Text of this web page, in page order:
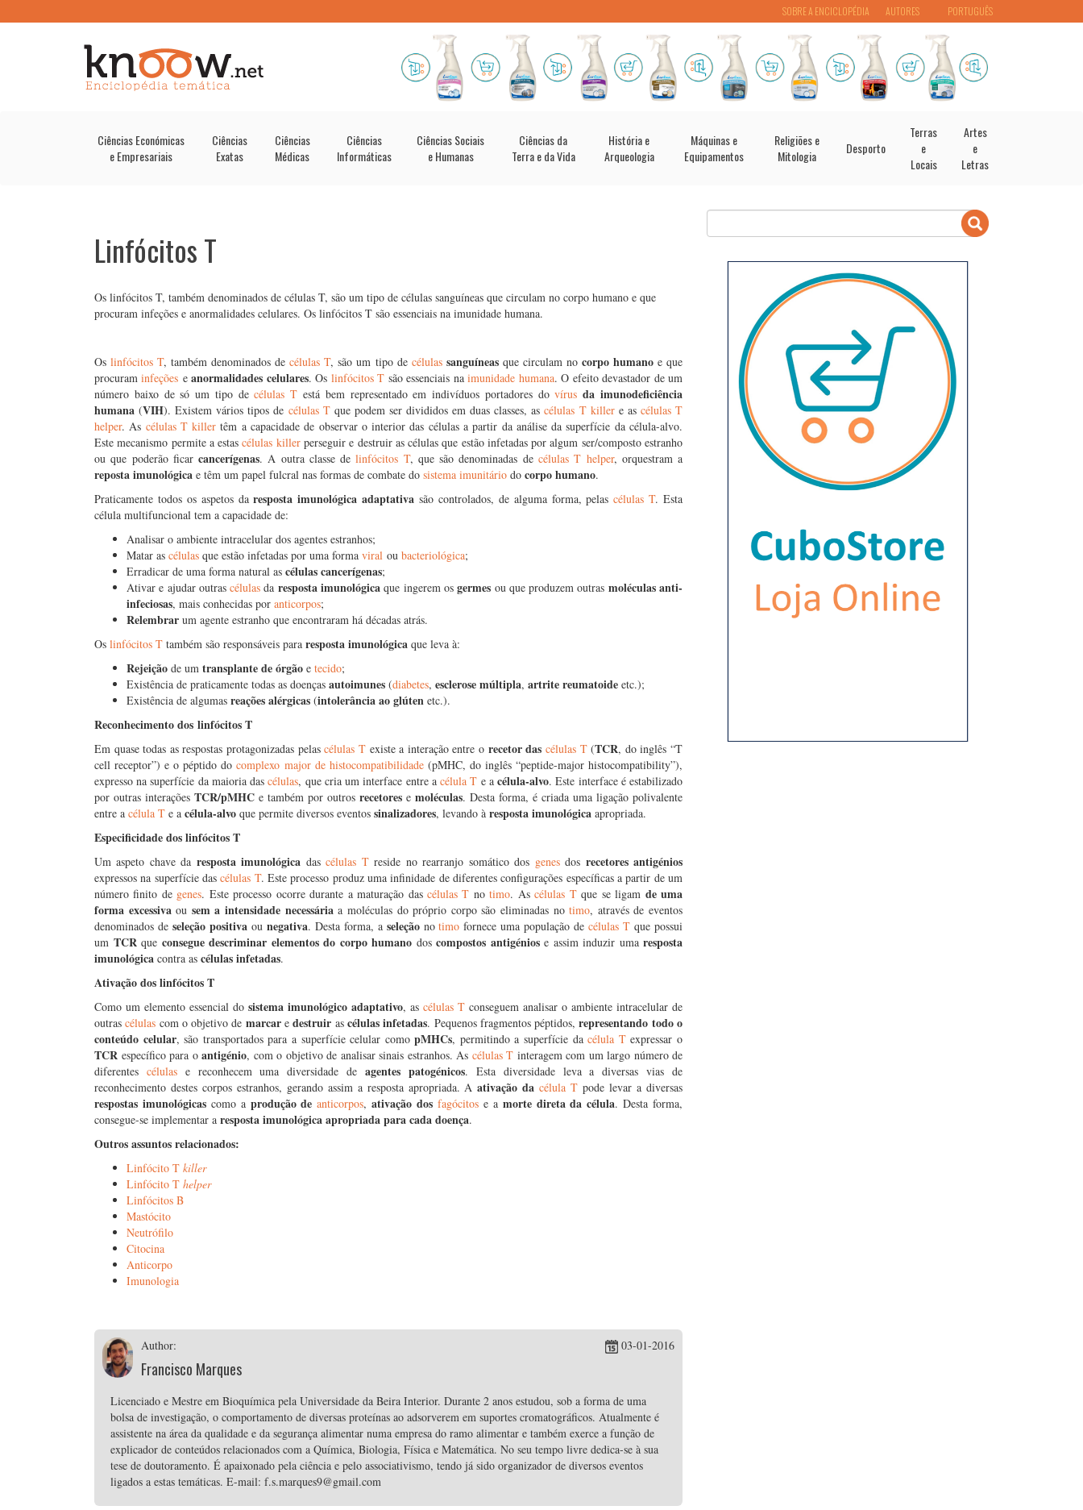
PORTUGUÊS
SOBRE A ENCICLOPÉDIA AUTORES
Ciências Económicas
e Empresariais
Ciências
Exatas
Ciências
Médicas
Ciências
Informáticas
Ciências Sociais
e Humanas
Ciências da
Terra e da Vida
História e
Arqueologia
Máquinas e
Equipamentos
Religiões e
Mitologia
Desporto
Terras
e
Locais
Artes
e
Letras
Linfócitos T
Os linfócitos T, também denominados de células T, são um tipo de células sanguíneas que circulam no corpo humano e que
procuram infeções e anormalidades celulares. Os linfócitos T são essenciais na imunidade humana.
Oslinfócitos T, também denominados decélulas T, são um tipo de células sanguíneasque circulam no corpo humanoe que
procuraminfeções eanormalidades celulares. Os linfócitos T são essenciais naimunidade humana. O efeito devastador de um
número baixo de só um tipo decélulas T está bem representado em indivíduos portadores dovírus da imunodeficiência
humana (VIH). Existem vários tipos de células Tque podem ser divididos em duas classes, ascélulas T killere as células T
helper. As células T killer têm a capacidade de observar o interior das células a partir da análise da superfície da célula-alvo.
Este mecanismo permite a estascélulas killerperseguir e destruir as células que estão infetadas por algum ser/composto estranho
ou que poderão ficarcancerígenas. A outra classe delinfócitos T, que são denominadas de células T helper, orquestram a
reposta imunológica e têm um papel fulcral nas formas de combate do sistema imunitário do corpo humano.
Praticamente todos os aspetos daresposta imunológica adaptativa são controlados, de alguma forma, pelascélulas T. Esta
célula multifuncional tem a capacidade de:
Analisar o ambiente intracelular dos agentes estranhos;
Matar as células que estão infetadas por uma forma viral ou bacteriológica;
Erradicar de uma forma natural as células cancerígenas;
Ativar e ajudar outrascélulas da resposta imunológica que ingerem osgermes ou que produzem outras moléculas anti-
infeciosas, mais conhecidas por anticorpos;
Relembrar um agente estranho que encontraram há décadas atrás.
Os linfócitos T também são responsáveis para resposta imunológica que leva à:
Rejeição de um transplante de órgão e tecido;
Existência de praticamente todas as doenças autoimunes (diabetes, esclerose múltipla, artrite reumatoide etc.);
Existência de algumas reações alérgicas (intolerância ao glúten etc.).
Reconhecimento dos linfócitos T
Em quase todas as respostas protagonizadas pelascélulas Texiste a interação entre o recetor das células T(TCR, do inglês “T
cell receptor”) e o péptido docomplexo major de histocompatibilidade(pMHC, do inglês “peptide-major histocompatibility”),
expresso na superfície da maioria dascélulas, que cria um interface entre acélula T e acélula-alvo. Este interface é estabilizado
por outras interações TCR/pMHC e também por outros recetores e moléculas. Desta forma, é criada uma ligação polivalente
entre a célula T e a célula-alvo que permite diversos eventos sinalizadores, levando à resposta imunológica apropriada.
Especificidade dos linfócitos T
Um aspeto chave da resposta imunológica dascélulas Treside no rearranjo somático dos genesdos recetores antigénios
expressos na superfície dascélulas T. Este processo produz uma infinidade de diferentes configurações específicas a partir de um
número finito de genes. Este processo ocorre durante a maturação dascélulas T notimo. Ascélulas Tque se ligam de uma
forma excessivaou sem a intensidade necessáriaa moléculas do próprio corpo são eliminadas notimo, através de eventos
denominados de seleção positivaou negativa. Desta forma, a seleçãonotimo fornece uma população decélulas T que possui
um TCRque consegue descriminar elementos do corpo humano dos compostos antigéniose assim induzir uma resposta
imunológica contra as células infetadas.
Ativação dos linfócitos T
Como um elemento essencial do sistema imunológico adaptativo, as células T conseguem analisar o ambiente intracelular de
outrascélulas com o objetivo de marcaredestruir as células infetadas. Pequenos fragmentos péptidos,representando todo o
conteúdo celular, são transportados para a superfície celular comopMHCs, permitindo a superfície dacélula Texpressar o
TCR específico para o antigénio, com o objetivo de analisar sinais estranhos. As células T interagem com um largo número de
diferentes célulase reconhecem uma diversidade deagentes patogénicos. Esta diversidade leva a diversas vias de
reconhecimento destes corpos estranhos, gerando assim a resposta apropriada. Aativação dacélula T pode levar a diversas
respostas imunológicascomo a produção deanticorpos,ativação dos fagócitose a morte direta da célula. Desta forma,
consegue-se implementar a resposta imunológica apropriada para cada doença.
Outros assuntos relacionados:
Linfócito T killer
Linfócito T helper
Linfócitos B
Mastócito
Neutrófilo
Citocina
Anticorpo
Imunologia
Author:
Francisco Marques
03-01-2016
Licenciado e Mestre em Bioquímica pela Universidade da Beira Interior. Durante 2 anos estudou, sob a forma de uma
bolsa de investigação, o comportamento de diversas proteínas ao adsorverem em suportes cromatográficos. Atualmente é
assistente na área da qualidade e da segurança alimentar numa empresa do ramo alimentar e também exerce a função de
explicador de conteúdos relacionados com a Química, Biologia, Física e Matemática. No seu tempo livre dedica-se à sua
tese de doutoramento. É apaixonado pela ciência e pelo associativismo, tendo já sido organizador de diversos eventos
ligados a estas temáticas. E-mail: f.s.marques9@gmail.com